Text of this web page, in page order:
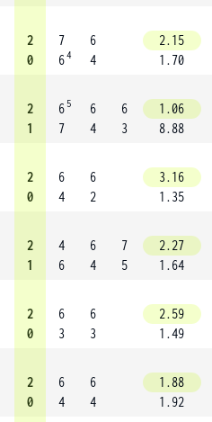
2
0
7
64
6
4
2.15
1.70
2
1
6 5
7
6
4
6
3
1.06
8.88
2
0
6
4
6
2
3.16
1.35
2
1
4
6
6
4
7
5
2.27
1.64
2
0
6
3
6
3
2.59
1.49
2
0
6
4
6
4
1.88
1.92